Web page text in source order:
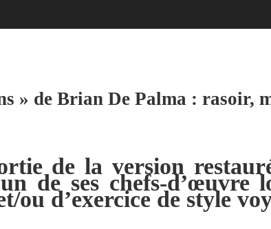
» de Brian De Palma : rasoir,
de la version
de ses chefs-
d’exercice de style